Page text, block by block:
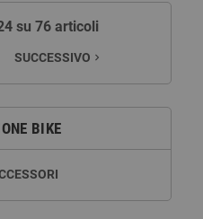
BIKE
su 76 articoli
SUCCESSIVO navigate_next